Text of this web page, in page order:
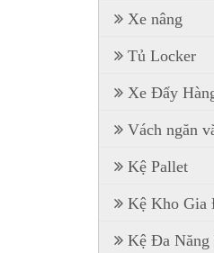
Xe nâng
Tủ Locker
Xe Đẩy
Vách ngăn
Kệ Pallet
Kệ Kho Gia
Kệ Đa